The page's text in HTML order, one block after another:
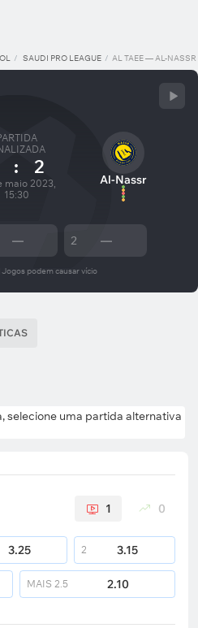
SAUDI PRO LEAGUE AL TAEE — AL-NASSR
: 2
maio 2023,
15:30
Al-Nassr
— 2 —
Jogos podem causar vício
selecione uma partida alternativa
1 0
3.25 2 3.15
MAIS 2.5 2.10